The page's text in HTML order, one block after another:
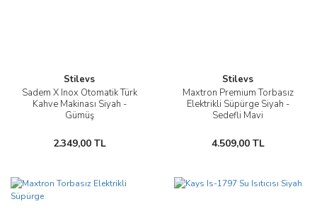
Stilevs
Sadem X Inox Otomatik Türk
Kahve Makinası Siyah -
Gümüş
2.349,00 TL
Stilevs
Maxtron Premium Torbasız
Elektrikli Süpürge Siyah -
Sedefli Mavi
4.509,00 TL